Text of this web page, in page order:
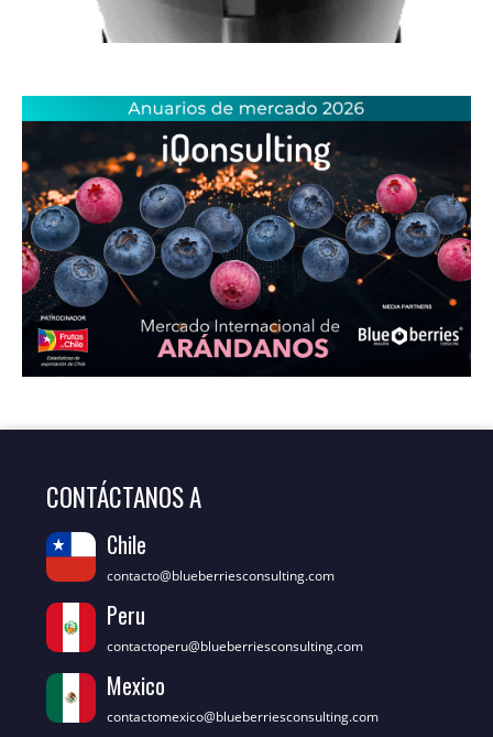
CONTÁCTANOS A
Chile
contacto@blueberriesconsulting.com
Peru
contactoperu@blueberriesconsulting.com
Mexico
contactomexico@blueberriesconsulting.com